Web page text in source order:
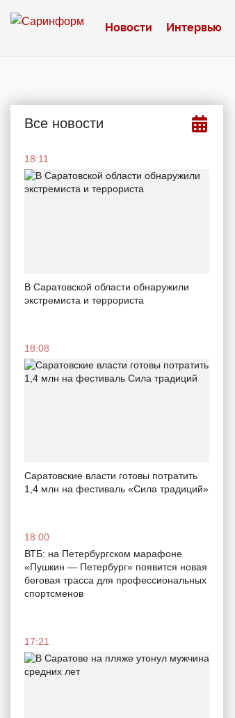
Новости Интервью
Все новости
18:11
В Саратовской области обнаружили
экстремиста и террориста
18:08
Саратовские власти готовы потратить
1,4 млн на фестиваль «Сила традиций»
18:00
ВТБ: на Петербургском марафоне
«Пушкин — Петербург» появится новая
беговая трасса для профессиональных
спортсменов
17:21